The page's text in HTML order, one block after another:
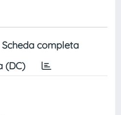
Scheda completa
(DC)